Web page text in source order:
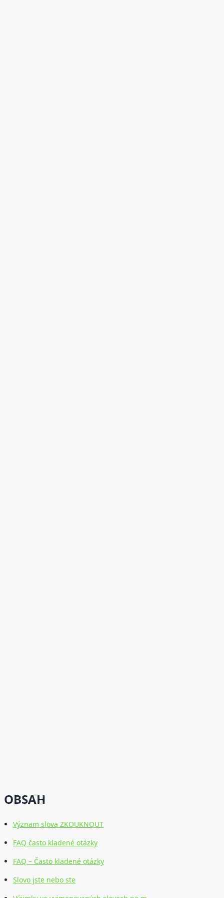
OBSAH
Význam slova ZKOUKNOUT
FAQ často kladené otázky
FAQ – Často kladené otázky
Slovo jste nebo ste